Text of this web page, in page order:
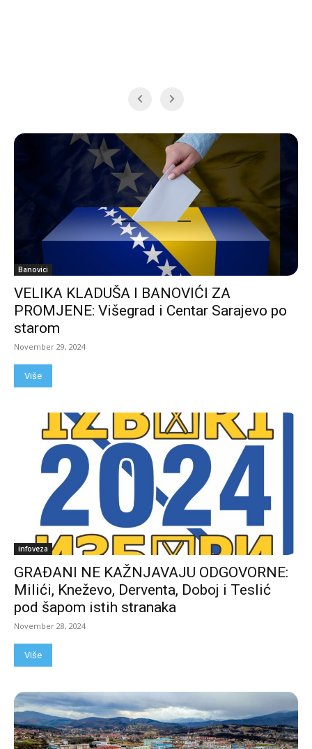
Banovici
VELIKA KLADUŠA I BANOVIĆI ZA
PROMJENE: Višegrad i Centar Sarajevo po
starom
November 29, 2024
Više
infoveza
GRAĐANI NE KAŽNJAVAJU ODGOVORNE:
Milići, Kneževo, Derventa, Doboj i Teslić
pod šapom istih stranaka
November 28, 2024
Više